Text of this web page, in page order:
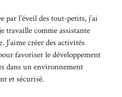
par l’éveil des tout-petits, j’ai
travaille comme assistante
J’aime créer des activités
favoriser le développement
dans un environnement
et sécurisé.